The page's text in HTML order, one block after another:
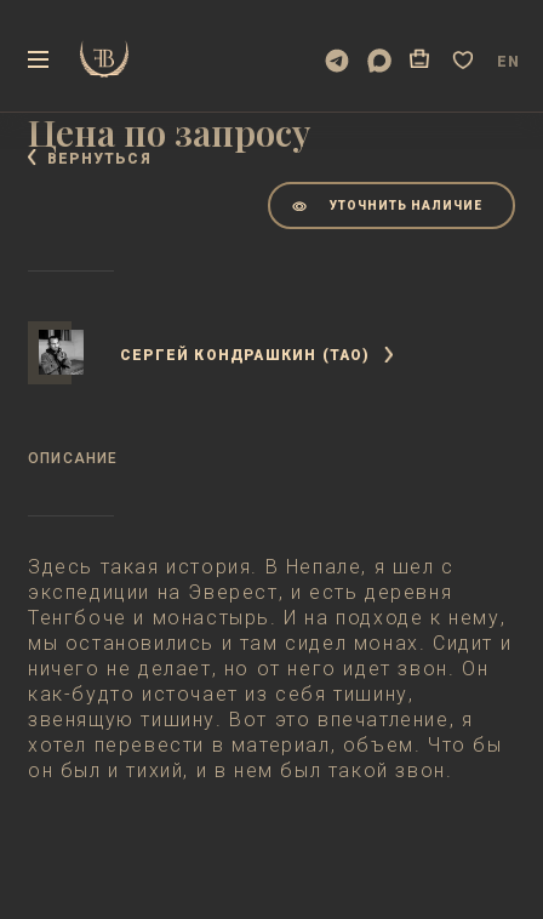
EN
ВЕРНУТЬСЯ
10*8*8 СМ, 2013 ГОД
Цена по запросу
УТОЧНИТЬ НАЛИЧИЕ
СЕРГЕЙ КОНДРАШКИН (ТАО)
ОПИСАНИЕ
Здесь такая история. В Непале, я шел с
экспедиции на Эверест, и есть деревня
Тенгбоче и монастырь. И на подходе к нему,
мы остановились и там сидел монах. Сидит и
ничего не делает, но от него идет звон. Он
как-будто источает из себя тишину,
звенящую тишину. Вот это впечатление, я
хотел перевести в материал, объем. Что бы
он был и тихий, и в нем был такой звон.